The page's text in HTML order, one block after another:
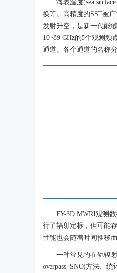
海表温度(sea
换等。高精度的SST被
发射升空，是新一代能
10~89 GHz的5个观测频
通道。各个通道的名称
FY-3D MWRI观测
行了辐射定标，但可能
性能也会随着时间推移
一种常见的在轨辐
overpass, SNO)方法、